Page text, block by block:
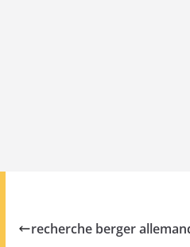
recherche berger